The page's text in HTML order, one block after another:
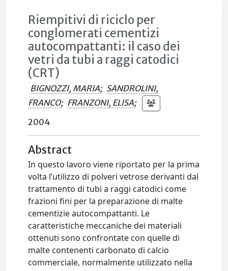
Riempitivi di riciclo per
conglomerati cementizi
autocompattanti: il caso dei
vetri da tubi a raggi catodici
(CRT)
BIGNOZZI, MARIA; SANDROLINI,
FRANCO; FRANZONI, ELISA;
2004
Abstract
In questo lavoro viene riportato per la prima
volta l’utilizzo di polveri vetrose derivanti dal
trattamento di tubi a raggi catodici come
frazioni fini per la preparazione di malte
cementizie autocompattanti. Le
caratteristiche meccaniche dei materiali
ottenuti sono confrontate con quelle di
malte contenenti carbonato di calcio
commerciale, normalmente utilizzato nella